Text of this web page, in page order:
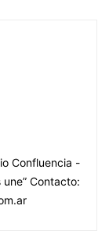
Confluencia -
Contacto: